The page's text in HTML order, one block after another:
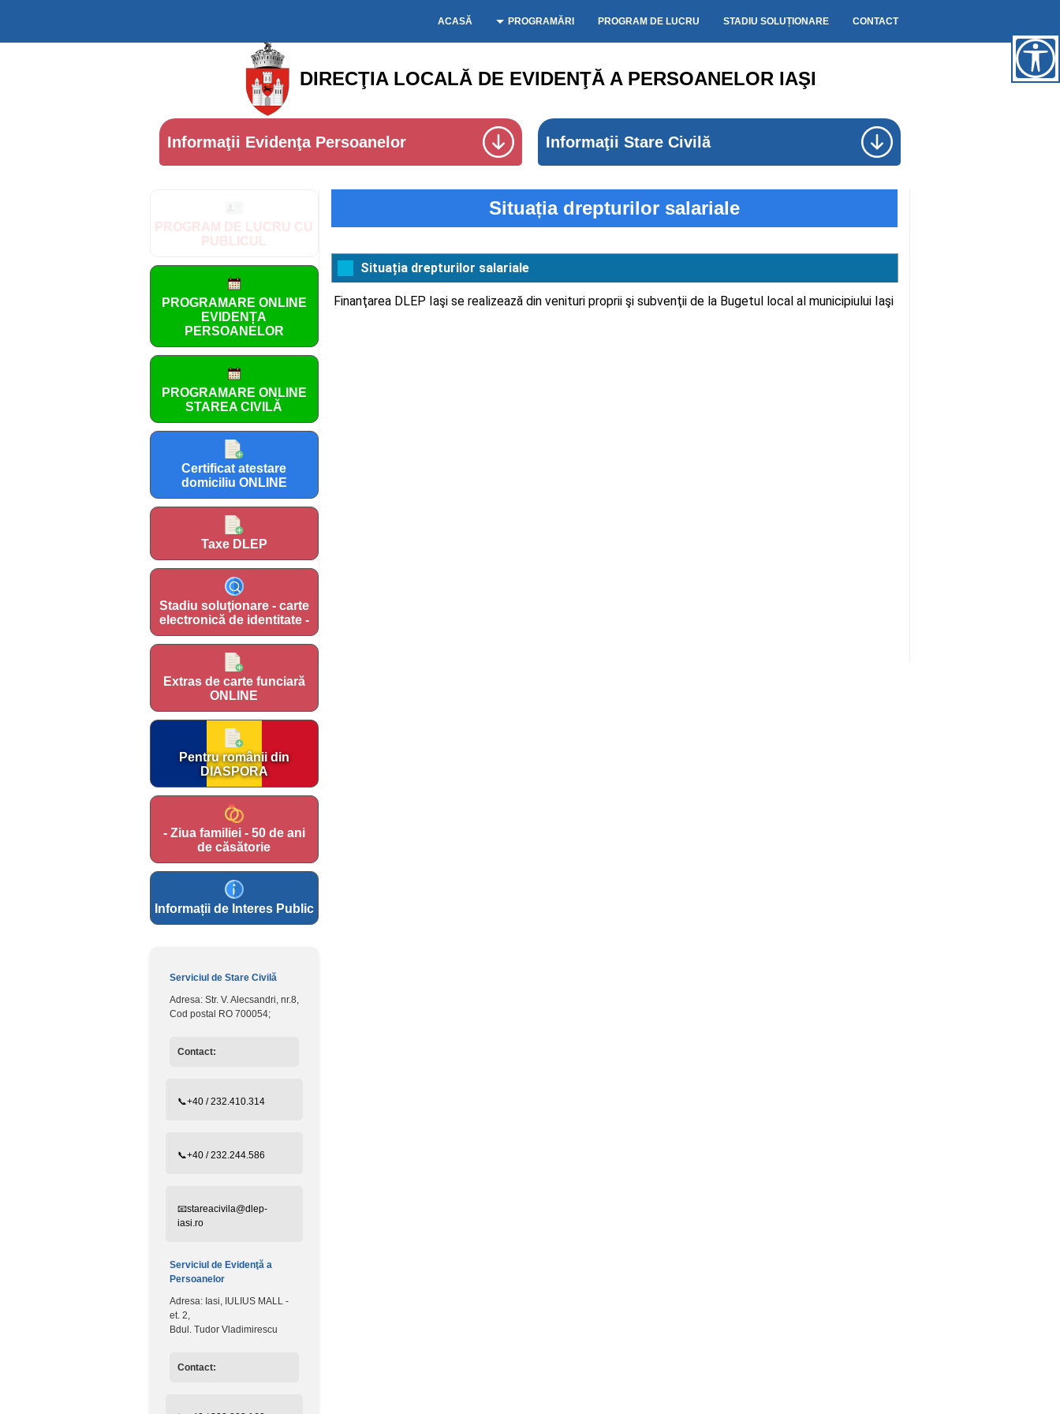
ACASĂ PROGRAMĂRI PROGRAM DE LUCRU STADIU SOLUȚIONARE CONTACT
DIRECŢIA LOCALĂ DE EVIDENŢĂ A PERSOANELOR IAŞI
Informaţii Evidenţa Persoanelor Informaţii Stare Civilă
PROGRAM DE LUCRU CU
PUBLICUL
PROGRAMARE ONLINE
EVIDENȚA
PERSOANELOR
PROGRAMARE ONLINE
STAREA CIVILĂ
Certificat atestare
domiciliu ONLINE
Taxe DLEP
Stadiu soluţionare - carte
electronică de identitate -
Extras de carte funciară
ONLINE
Pentru românii din
DIASPORA
- Ziua familiei - 50 de ani
de căsătorie
Informații de Interes Public
Serviciul de Stare Civilă
Adresa: Str. V. Alecsandri, nr.8,
Cod postal RO 700054;
Contact:
📞+40 / 232.410.314
📞+40 / 232.244.586
📧stareacivila@dlep-
iasi.ro
Serviciul de Evidenţă a
Persoanelor
Adresa: Iasi, IULIUS MALL -
et. 2,
Bdul. Tudor Vladimirescu
Contact:
Situația drepturilor salariale
Situația drepturilor salariale
Finanţarea DLEP Iaşi se realizează din venituri proprii şi subvenţii de la Bugetul local al municipiului Iaşi